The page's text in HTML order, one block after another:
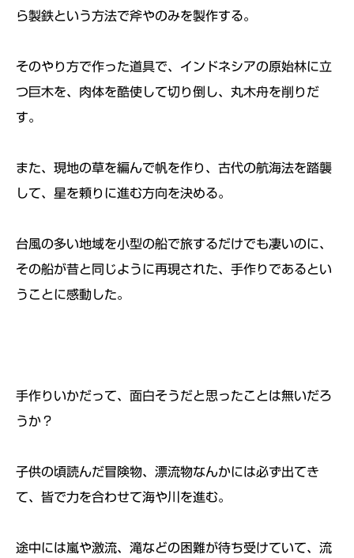
ら製鉄という方法で斧やのみを製作する。
そのやり方で作った道具で、インドネシアの原始林に立
つ巨木を、肉体を酷使して切り倒し、丸木舟を削りだ
す。
また、現地の草を編んで帆を作り、古代の航海法を踏襲
して、星を頼りに進む方向を決める。
台風の多い地域を小型の船で旅するだけでも凄いのに、
その船が昔と同じように再現された、手作りであるとい
うことに感動した。
手作りいかだって、面白そうだと思ったことは無いだろ
うか？
子供の頃読んだ冒険物、漂流物なんかには必ず出てき
て、皆で力を合わせて海や川を進む。
途中には嵐や激流、滝などの困難が待ち受けていて、流